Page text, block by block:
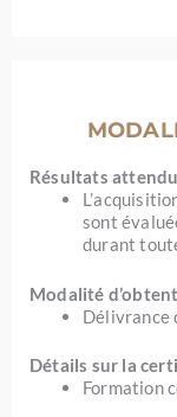
Résultats
sont
durant
Modalité
Délivrance
Détails sur la
Formation